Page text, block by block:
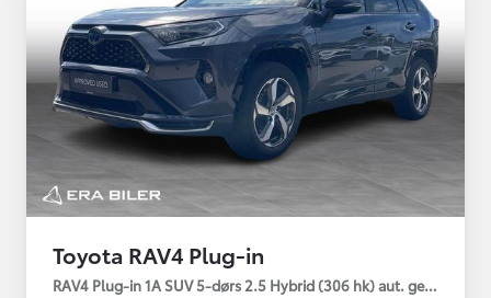
Toyota RAV4 Plug-in
RAV4 Plug-in 1A SUV 5-dørs 2.5 Hybrid (306 hk) aut. gear